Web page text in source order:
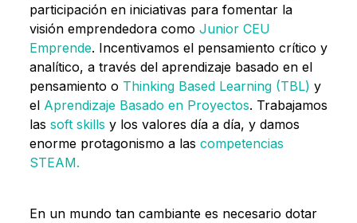
participación en iniciativas para fomentar la
visión emprendedora como Junior CEU
Emprende. Incentivamos el pensamiento crítico y
analítico, a través del aprendizaje basado en el
pensamiento o Thinking Based Learning (TBL) y
el Aprendizaje Basado en Proyectos. Trabajamos
las soft skills y los valores día a día, y damos
enorme protagonismo a las competencias
STEAM.
En un mundo tan cambiante es necesario dotar